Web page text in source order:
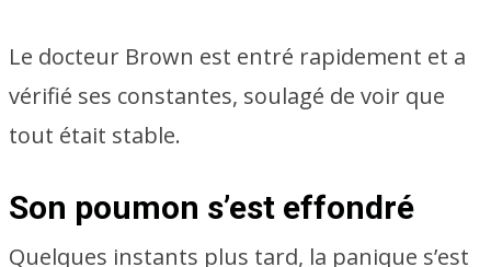
Le docteur Brown est entré rapidement et a
vérifié ses constantes, soulagé de voir que
tout était stable.
Son poumon s’est effondré
Quelques instants plus tard, la panique s’est